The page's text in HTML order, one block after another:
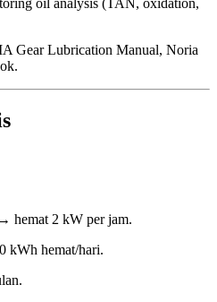
oil analysis (TAN, oxidation,
Gear Lubrication Manual, Noria
hemat 2 kW per jam.
kWh hemat/hari.